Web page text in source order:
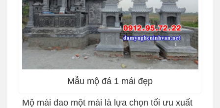
Mẫu mộ đá 1 mái đẹp
Mộ mái đao một mái là lựa chọn tối ưu xuất